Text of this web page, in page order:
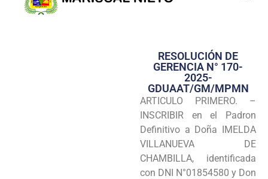
Transparencia
Seguridad
Programas
Intranet
RESOLUCIÓN DE
GERENCIA N° 170-
2025-
GDUAAT/GM/MPMN
ARTICULO PRIMERO. –
INSCRIBIR en el Padron
Definitivo a Doña IMELDA
VILLANUEVA DE
CHAMBILLA, identificada
con DNI N°01854580 y Don